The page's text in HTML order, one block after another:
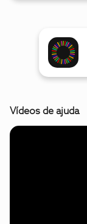
Vídeos de ajuda